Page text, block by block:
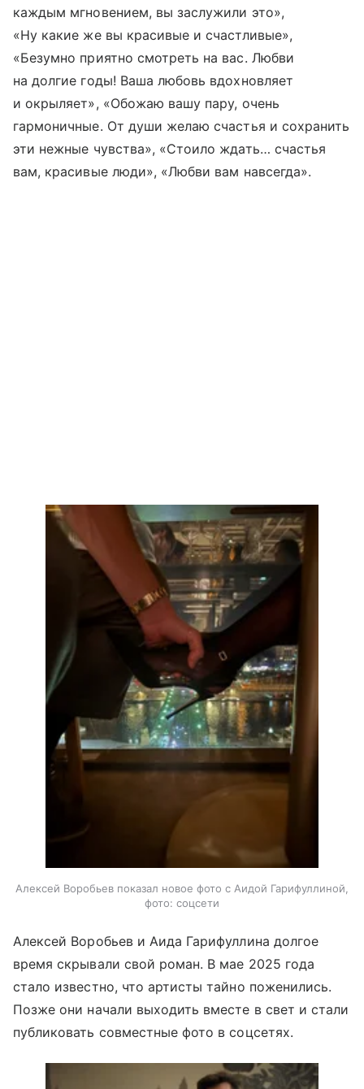
каждым мгновением, вы заслужили это»,
«Ну какие же вы красивые и счастливые»,
«Безумно приятно смотреть на вас. Любви
на долгие годы! Ваша любовь вдохновляет
и окрыляет», «Обожаю вашу пару, очень
гармоничные. От души желаю счастья и сохранить
эти нежные чувства», «Стоило ждать… счастья
вам, красивые люди», «Любви вам навсегда».
Алексей Воробьев показал новое фото с Аидой Гарифуллиной,
фото: соцсети
Алексей Воробьев и Аида Гарифуллина долгое
время скрывали свой роман. В мае 2025 года
стало известно, что артисты тайно поженились.
Позже они начали выходить вместе в свет и стали
публиковать совместные фото в соцсетях.